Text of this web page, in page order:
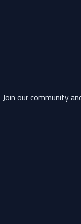
Join our community